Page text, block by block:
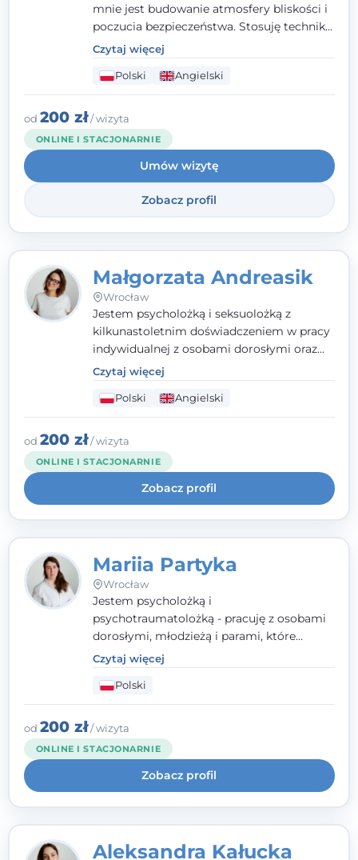
mnie jest budowanie atmosfery bliskości i
poczucia bezpieczeństwa. Stosuję techniki
poznawczo-behawioralne oraz metody,
które koncentrują się na rozwiązaniach
(TSR). Te polegają na osiąganiu
zamierzonych celów (doprowadzeniu do
rozwiązania trudnych sytuacji) poprzez
identyfikowanie i wzmacnianie zasobów
oraz mocnych stron klienta. W swojej
pracy korzystam także z metod dialogu
motywacyjnego i treningu uważności.
Czytaj więcej
Polski Angielski
od 200 zł/ wizyta
ONLINE I STACJONARNIE
Umów wizytę
Zobacz profil
Małgorzata Andreasik
Wrocław
Jestem psycholożką i seksuolożką z
kilkunastoletnim doświadczeniem w pracy
indywidualnej z osobami dorosłymi oraz
parami. Specjalizuję się w obszarze zdrowia
seksualnego, żałoby, kryzysów życiowych i
wypalenia zawodowego. Pracuję w języku
polskim i angielskim, w podejściu
humanistycznym, opartym na
partnerstwie i podmiotowości klienta.
Czytaj więcej
Polski Angielski
od 200 zł/ wizyta
ONLINE I STACJONARNIE
Zobacz profil
Mariia Partyka
Wrocław
Jestem psycholożką i
psychotraumatolożką - pracuję z osobami
dorosłymi, młodzieżą i parami, które
doświadczają kryzysów psychicznych,
traumy, stanów lękowych i trudności
relacyjnych. W pracy kieruję się
uważnością, empatią i głębokim
szacunkiem dla indywidualnej historii
każdego człowieka. Jestem w trakcie
czteroletniej szkoły psychoterapii
poznawczo-behawioralnej
rekomendowanej przez PTTPB.
Czytaj więcej
Polski
od 200 zł/ wizyta
ONLINE I STACJONARNIE
Zobacz profil
Aleksandra Kałucka